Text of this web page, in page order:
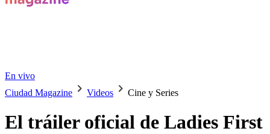
En vivo
Ciudad Magazine
Videos Cine y Series
El tráiler oficial de Ladies First